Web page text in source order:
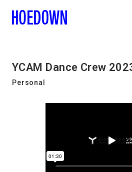
YCAM Dance Crew
Personal